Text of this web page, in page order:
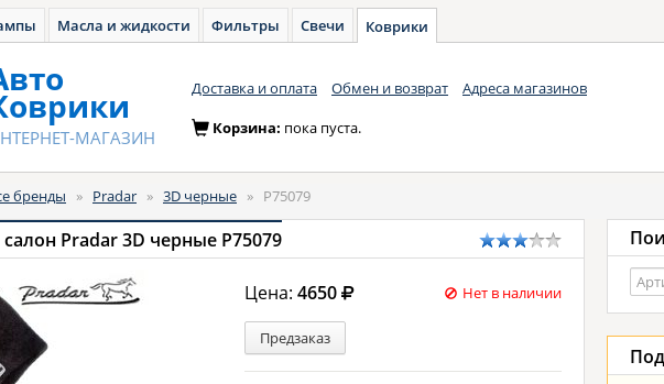
Масла и жидкости Фильтры Свечи Коврики
МАГАЗИН
Доставка и оплата Обмен и возврат Адреса магазинов
Корзина: пока пуста.
бренды » Pradar » 3D черные » P75079
Pradar 3D черные P75079
Цена:4650 Нет в наличии
Предзаказ